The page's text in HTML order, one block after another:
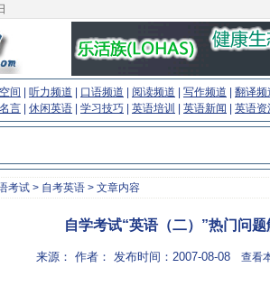
间 听力频道 口语频道 阅读频道 写作频道
翻译频
言 休闲英语 学习技巧 英语培训 英语新闻 英语资
考试 > 自考英语 > 文章内容
自学考试“英语（二）”热门问题
来源： 作者： 发布时间：2007-08-08 查看